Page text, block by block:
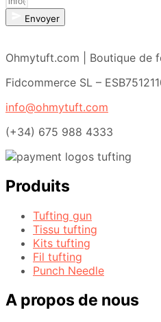
Envoyer
Ohmytuft.com | Boutique de
Fidcommerce SL –
info@ohmytuft.com
(+34) 675 988 4333
Produits
Tufting gun
Tissu tufting
Kits tufting
Fil tufting
Punch Needle
A propos de nous